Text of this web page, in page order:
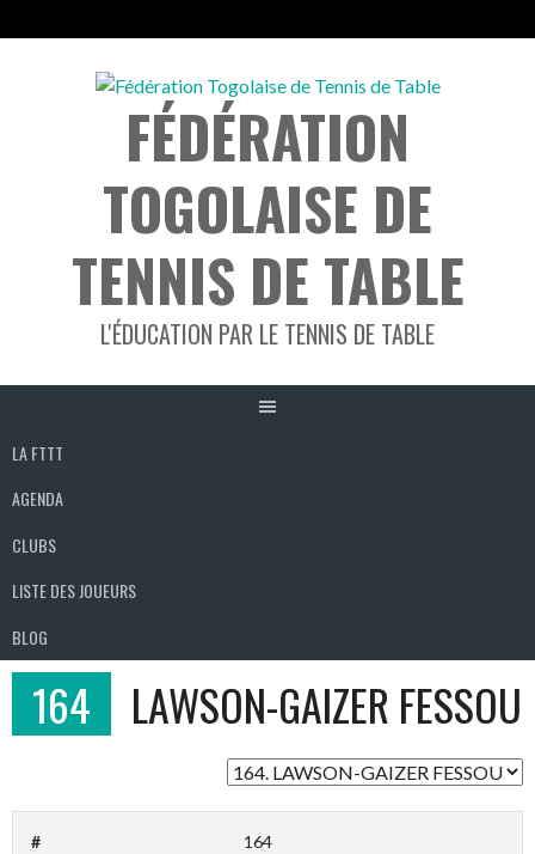
FÉDÉRATION
TOGOLAISE DE
TENNIS DE TABLE
L'ÉDUCATION PAR LE TENNIS DE TABLE
LA FTTT
AGENDA
CLUBS
LISTE DES JOUEURS
BLOG
164 LAWSON-GAIZER FESSOU
# 164